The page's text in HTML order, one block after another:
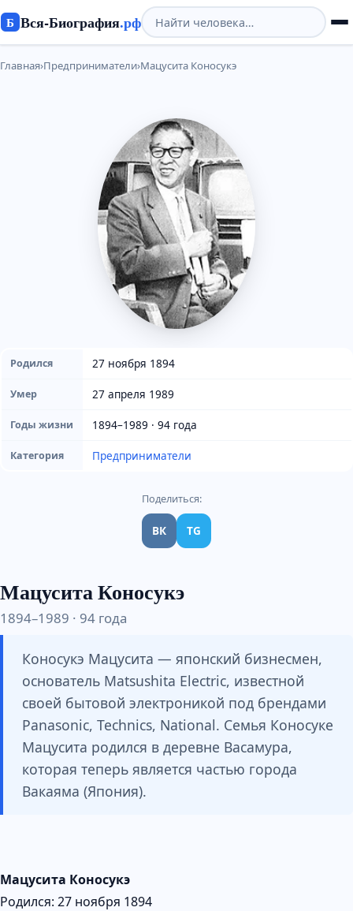
Б Вся-Биография.рф
Главная›Предприниматели›Мацусита Коносукэ
Родился 27 ноября 1894
Умер 27 апреля 1989
Годы жизни 1894–1989 · 94 года
Категория Предприниматели
Поделиться:
ВК TG
Мацусита Коносукэ
1894–1989 · 94 года
Коносукэ Мацусита — японский бизнесмен,
основатель Matsushita Electric, известной
своей бытовой электроникой под брендами
Panasonic, Technics, National. Семья Коносуке
Мацусита родился в деревне Васамура,
которая теперь является частью города
Вакаяма (Япония).
Мацусита Коносукэ
Родился: 27 ноября 1894